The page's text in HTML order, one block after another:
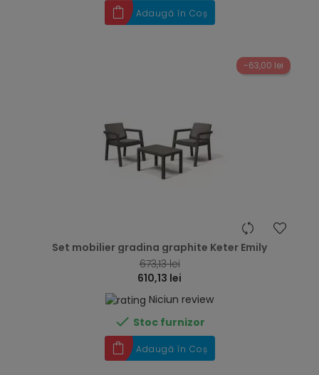
Adaugă în Coș
-63,00 lei
Set mobilier gradina graphite Keter Emily
673,13 lei
610,13 lei
Niciun review
 Stoc furnizor
Adaugă în Coș